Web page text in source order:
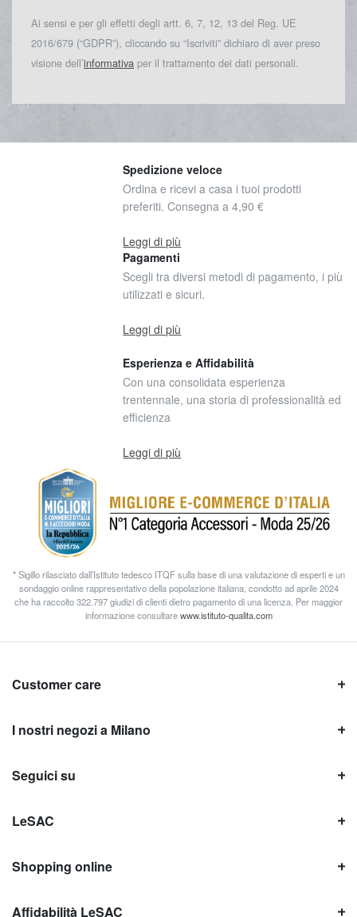
Ai sensi e per gli effetti degli artt. 6, 7, 12, 13 del Reg. UE
2016/679 (“GDPR”), cliccando su “Iscriviti” dichiaro di aver preso
visione dell’informativa per il trattamento dei dati personali.
Spedizione veloce
Ordina e ricevi a casa i tuoi prodotti
preferiti. Consegna a 4,90 €
Leggi di più
Pagamenti
Scegli tra diversi metodi di pagamento, i più
utilizzati e sicuri.
Leggi di più
Esperienza e Affidabilità
Con una consolidata esperienza
trentennale, una storia di professionalità ed
efficienza
Leggi di più
* Sigillo rilasciato dall’Istituto tedesco ITQF sulla base di una valutazione di esperti e un
sondaggio online rappresentativo della popolazione italiana, condotto ad aprile 2024
che ha raccolto 322.797 giudizi di clienti dietro pagamento di una licenza. Per maggior
informazione consultarewww.istituto-qualita.com
Customer care
I nostri negozi a Milano
Seguici su
LeSAC
Shopping online
Affidabilità LeSAC